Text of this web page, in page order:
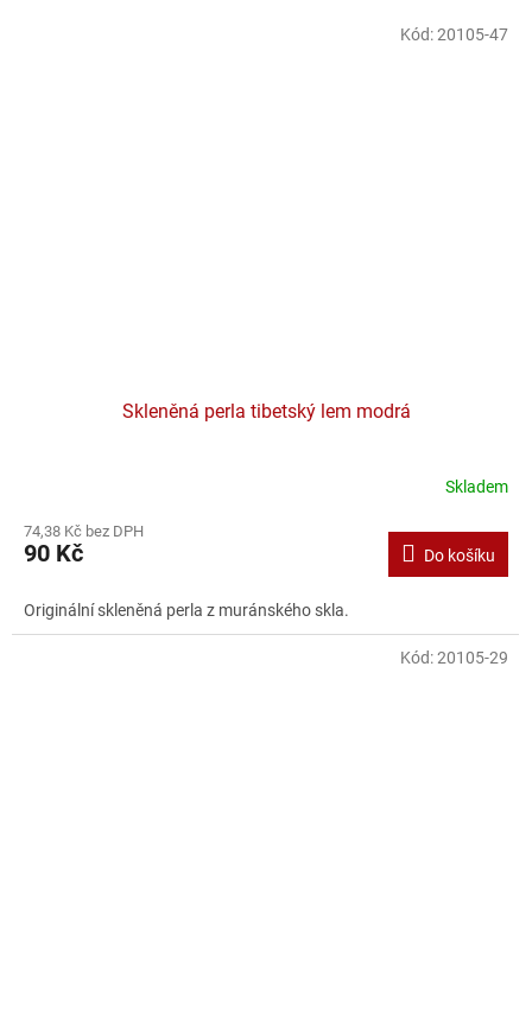
Skleněná perla tibetský lem modrá
Skladem
74,38 Kč bez DPH
90 Kč Do košíku
Originální skleněná perla z muránského skla.
Kód:20105-47
Kód:20105-29